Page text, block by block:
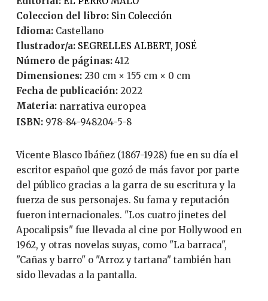
Coleccion del libro:
Sin Colección
Idioma:
Castellano
Ilustrador/a:
SEGRELLES ALBERT, JOSÉ
Número de páginas:
412
Dimensiones: 230 cm × 155 cm × 0 cm
Fecha de publicación:
2022
Materia: narrativa europea
ISBN: 978-84-948204-5-8
Vicente Blasco Ibáñez (1867-1928) fue en su día el
escritor español que gozó de más favor por parte
del público gracias a la garra de su escritura y la
fuerza de sus personajes. Su fama y reputación
fueron internacionales. "Los cuatro jinetes del
Apocalipsis" fue llevada al cine por Hollywood en
1962, y otras novelas suyas, como "La barraca",
"Cañas y barro" o "Arroz y tartana" también han
sido llevadas a la pantalla.